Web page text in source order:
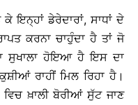
ਇਨ੍ਹਾਂ ਡੇਰੇਦਾਰਾਂ, ਸਾਧਾਂ ਦੇ
ਕਰਨਾ ਚਾਹੁੰਦਾ ਹੈ ਤਾਂ ਜੋ
ਸੁਖਾਲਾ ਹੋਇਆ ਹੈ ਇਸ ਦਾ
ਰਾਹੀਂ ਮਿਲ ਰਿਹਾ ਹੈ।
ਖ਼ਾਲੀ ਬੋਰੀਆਂ ਸੁੱਟ ਜਾਣ